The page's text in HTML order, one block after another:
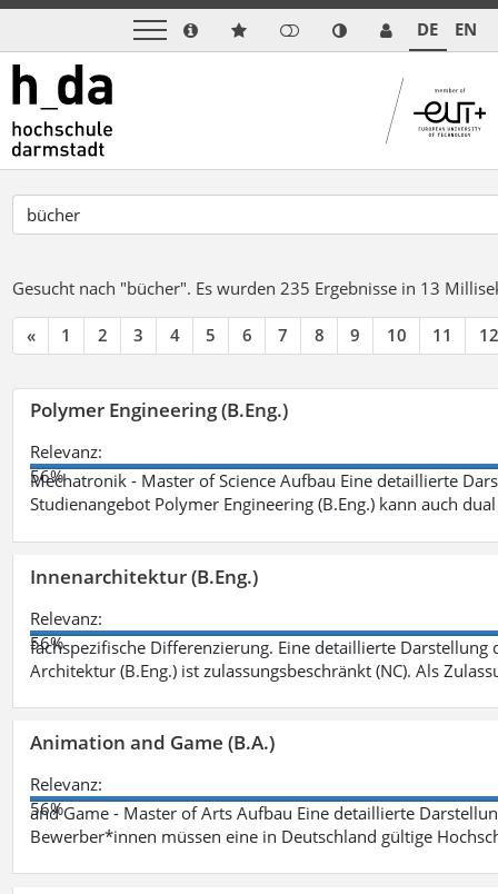
DE EN
Gesucht nach "bücher". Es wurden 235 Ergebnisse in 13
« 1 2 3 4 5 6 7 8 9 10 11 12
Polymer Engineering (B.Eng.)
Relevanz:
56%
Mechatronik - Master of Science Aufbau Eine detaillierte
Studienangebot Polymer Engineering (B.Eng.) kann auch
Innenarchitektur (B.Eng.)
Relevanz:
56%
fachspezifische Differenzierung. Eine detaillierte
Architektur (B.Eng.) ist zulassungsbeschränkt (NC). Als
Animation and Game (B.A.)
Relevanz:
56%
and Game - Master of Arts Aufbau Eine detaillierte
Bewerber*innen müssen eine in Deutschland gültige